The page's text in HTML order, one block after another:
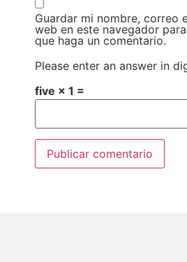
Guardar mi nombre, correo
web en este navegador
que haga un comentario.
Please enter an answer in
five × 1 =